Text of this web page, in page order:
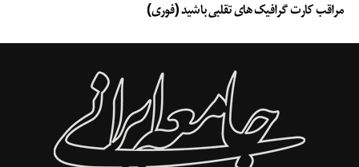
مراقب کارت گرافیک های تقلبی باشید (فوری)